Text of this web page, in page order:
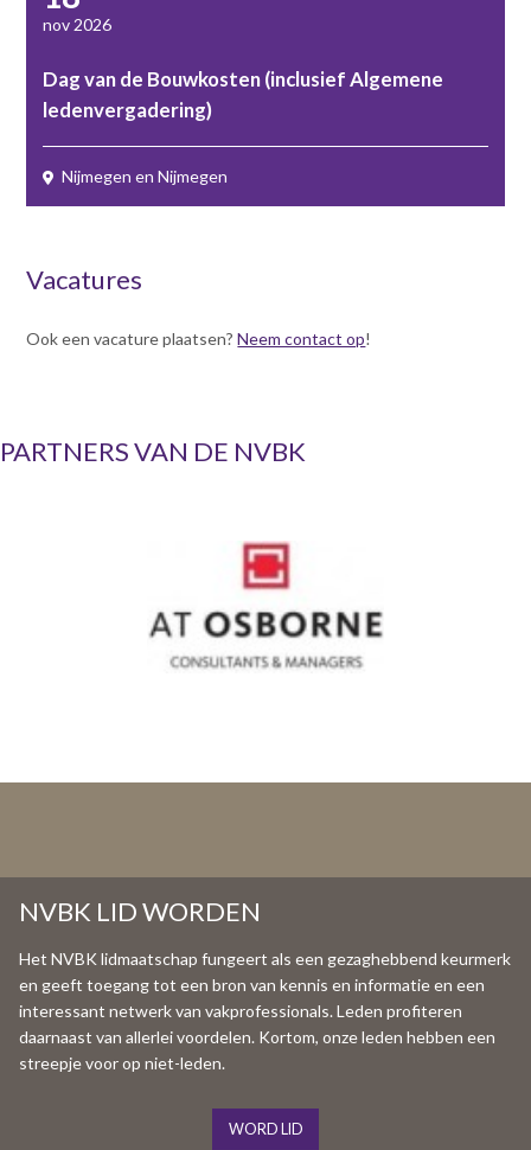
nov 2026
Dag van de Bouwkosten (inclusief Algemene
ledenvergadering)
Nijmegen en Nijmegen
Vacatures
Ook een vacature plaatsen?Neem contact op!
PARTNERS VAN DE NVBK
NVBK LID WORDEN
Het NVBK lidmaatschap fungeert als een gezaghebbend keurmerk
en geeft toegang tot een bron van kennis en informatie en een
interessant netwerk van vakprofessionals. Leden profiteren
daarnaast van allerlei voordelen. Kortom, onze leden hebben een
streepje voor op niet-leden.
WORD LID